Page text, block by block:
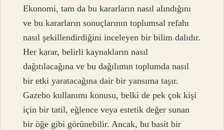
Ekonomi, tam da bu kararların nasıl alındığını
ve bu kararların sonuçlarının toplumsal refahı
nasıl şekillendirdiğini inceleyen bir bilim dalıdır.
Her karar, belirli kaynakların nasıl
dağıtılacağına ve bu dağılımın toplumda nasıl
bir etki yaratacağına dair bir yansıma taşır.
Gazebo kullanımı konusu, belki de pek çok kişi
için bir tatil, eğlence veya estetik değer sunan
bir öğe gibi görünebilir. Ancak, bu basit bir